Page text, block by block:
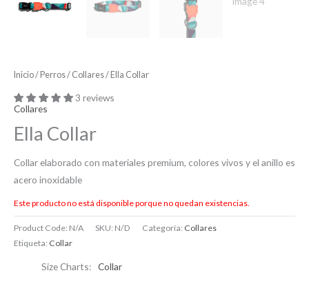
Inicio/Perros/ Collares/ Ella Collar
3 reviews
Collares
Ella Collar
Collar elaborado con materiales premium, colores vivos y el anillo es
acero inoxidable
Este producto no está disponible porque no quedan existencias.
Product Code: N/A SKU: N/D Categoría: Collares
Etiqueta: Collar
Size Charts Collar